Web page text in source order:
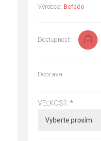
Výrobca: Befado
Dostupnosť:
Doprava:
VEĽKOSŤ: *